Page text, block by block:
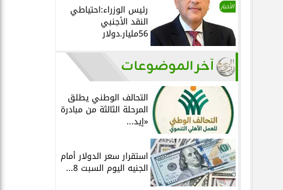
الأخبار رئيس الوزراء:احتياطي
النقد الأجنبي
56مليار.دولار
آخر الموضوعات
التحالف الوطني يطلق
المرحلة الثالثة من مبادرة
«إيد...
استقرار سعر الدولار أمام
الجنيه اليوم السبت 8...